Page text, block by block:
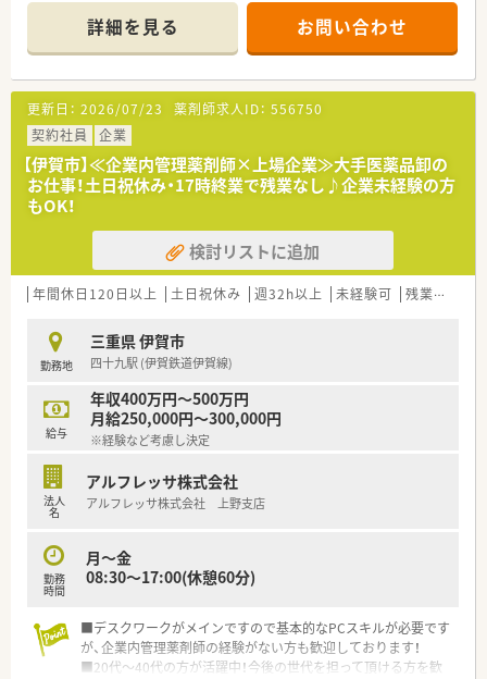
＼こんなお仕事です／
薬剤師職として事務的・学術的な立場から支店全体をサポート頂
くポジションになります。
・薬事関連業務(保健所への届出業務、お得意先の許可状況)
・品質管理業務(医薬品の温度管理、期限管理、衛生管理)
・DI業務(医療機関や薬局からの問い合わせ対応)
・教育業務(社内従業員への研修をサポート役として指導)
＼こんな会社です／
場で必要なあらゆるものを取り扱うプライム市場上場企業で
■医薬品卸業以外にも病医院や薬局の運営を情報面で支えるシ
ステム、サービスの提供など様々な側面から日本の医療を支えて
■定期的な研修や、エリア内でのつながりも活発！薬剤師フォロ
ーのための専門部署もございますので安心して働けます。
※50才以上は嘱託社員としての採用となります。
詳細を見る お問い合わせ
更新日： 2026/07/23 薬剤師求人ID： 556750
契約社員
企業
【伊賀市】≪企業内管理薬剤師×上場企業≫大手医薬品卸の
お仕事！土日祝休み・17時終業で残業なし♪企業未経験の方
もOK！
検討リストに追加
年間休日120日以上 土日祝休み 週32h以上 未経験可 残業なし(ほぼなし含む)
勤務地
三重県 伊賀市
四十九駅 (伊賀鉄道伊賀線)
給与
年収400万円～500万円
月給250,000円～300,000円
※経験など考慮し決定
法人
名
アルフレッサ株式会社
アルフレッサ株式会社 上野支店
勤務
時間
月～金
08:30～17:00(休憩60分)
■デスクワークがメインですので基本的なPCスキルが必要です
が、企業内管理薬剤師の経験がない方も歓迎しております！
■20代～40代の方が活躍中！今後の世代を担って頂ける方を歓